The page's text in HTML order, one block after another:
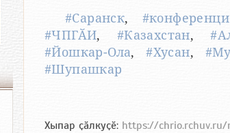
#Саранск,
#ЧПГӐИ, #Казахстан,
#Йошкар-Ола,#Хусан,
#Шупашкар
Хыпар ҫӑлкуҫӗ: https://chrio.rchuv.ru/